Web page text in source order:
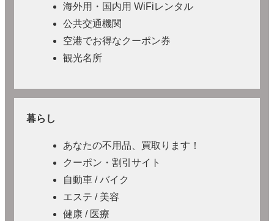
海外用・国内用 WiFiレンタル
公共交通機関
空港でお得なクーポン券
観光名所
暮らし
あなたの不用品、買取ります！
クーポン・割引サイト
自動車 / バイク
エステ / 美容
健康 / 医療